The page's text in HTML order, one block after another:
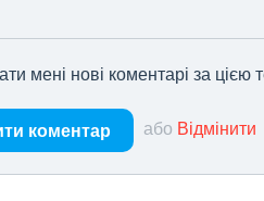
мені нові коментарі за цією
коментар або Відмінити